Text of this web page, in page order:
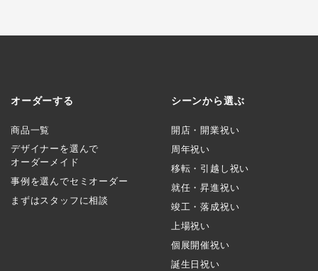
オーダーする
商品一覧
デザイナーを選んで
オーダーメイド
事例を選んでセミオーダー
まずはスタッフに相談
シーンから選ぶ
開店・開業祝い
周年祝い
移転・引越し祝い
就任・昇進祝い
竣工・落成祝い
上場祝い
個展開催祝い
誕生日祝い